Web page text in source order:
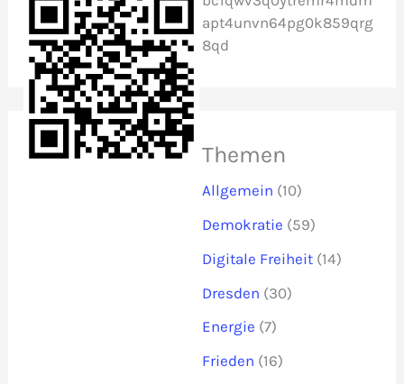
apt4unvn64pg0k859qrg
8qd
Themen
Allgemein (10)
Demokratie (59)
Digitale Freiheit (14)
Dresden (30)
Energie (7)
Frieden (16)